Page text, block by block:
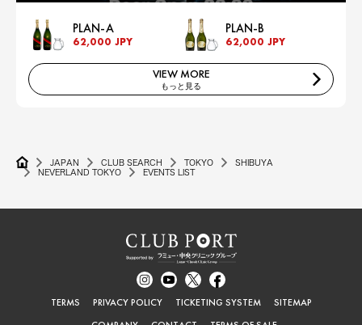
PLAN-A
62,000 JPY
PLAN-B
62,000 JPY
VIEW MORE
もっと見る
JAPAN CLUB SEARCH TOKYO
SHIBUYA
NEVERLAND TOKYO
EVENTS LIST
TERMS PRIVACY POLICY TICKETING SYSTEM
SITEMAP